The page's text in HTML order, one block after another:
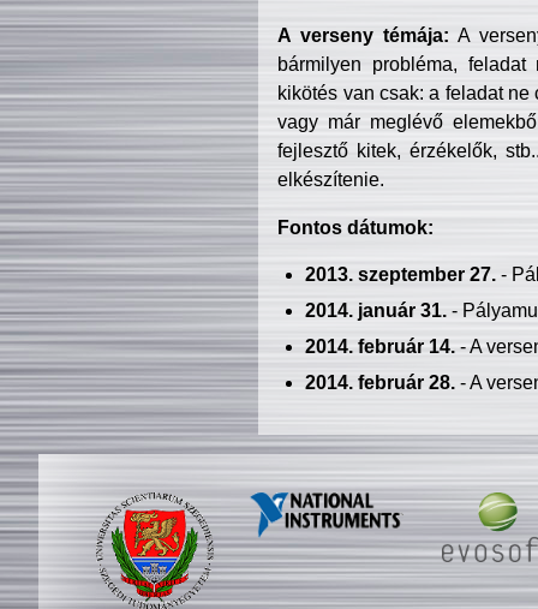
A verseny témája: A
bármilyen probléma, feladat
kikötés van csak: a feladat
vagy már meglévő
fejlesztő kitek, érzékelők,
elkészítenie.
Fontos dátumok:
2013. szeptember 27.-
2014. január 31.-
2014. február 14.- A
2014. február 28.- A